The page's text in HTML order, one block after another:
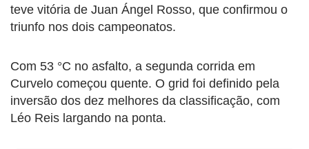
teve vitória de Juan Ángel Rosso, que confirmou o
triunfo nos dois campeonatos.
Com 53 °C no asfalto, a segunda corrida em
Curvelo começou quente. O grid foi definido pela
inversão dos dez melhores da classificação, com
Léo Reis largando na ponta.